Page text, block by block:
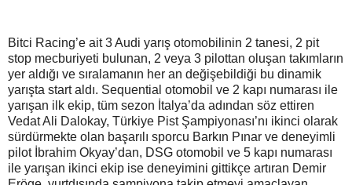
Bitci Racing’e ait 3 Audi yarış otomobilinin 2 tanesi, 2 pit
stop mecburiyeti bulunan, 2 veya 3 pilottan oluşan takımların
yer aldığı ve sıralamanın her an değişebildiği bu dinamik
yarışta start aldı. Sequential otomobil ve 2 kapı numarası ile
yarışan ilk ekip, tüm sezon İtalya’da adından söz ettiren
Vedat Ali Dalokay, Türkiye Pist Şampiyonası’nı ikinci olarak
sürdürmekte olan başarılı sporcu Barkın Pınar ve deneyimli
pilot İbrahim Okyay’dan, DSG otomobil ve 5 kapı numarası
ile yarışan ikinci ekip ise deneyimini gittikçe artıran Demir